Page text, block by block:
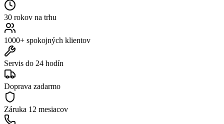
30 rokov na trhu
1000+ spokojných klientov
Servis do 24 hodín
Doprava zadarmo
Záruka 12 mesiacov